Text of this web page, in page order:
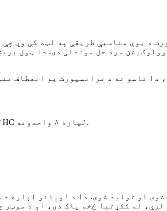
د یوې مناسبې طریقې په لټه کې وي
دا تاسو ته د ترانسپورت یو انعطاف
د ۱*۲۰GP لپاره ۲ واحدونه؛ د ۱*۴۰HC لپاره ۸ واحدونه.
له ککړتیا څخه پاک دی، او د